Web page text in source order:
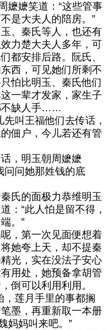
嬷嬷笑道：“这些管事
是大夫人的陪房。”
、秦氏等人，也还有
力楚大夫人多年，可
都安排后路。阮氏、
西，可见她们所剩不
怕比明玉、秦氏他们
一辈才发家，家生子
不缺人手……
叫王福他们去传话，
佃户，今儿若还有管
，明玉朝周嬷嬷
问问她那姓钱的底
氏的面极力恭维明玉
：“此人怕是留不得，
。”
，第一次见面便想着
她夸上天，却不提秦
光，实在没法子安心
用处，她预备拿胡管
倒可以利用利用。
，莲月手里的事都搁
墨，再重新取一本册
妈妈叫来吧。”